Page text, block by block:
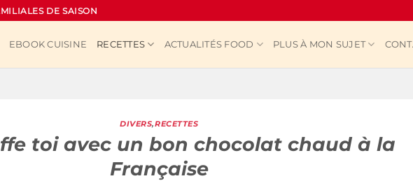
DE SAISON
EBOOK CUISINE RECETTES ACTUALITÉS FOOD PLUS À MON SUJET
DIVERS,RECETTES
toi avec un bon chocolat chaud à la
Française